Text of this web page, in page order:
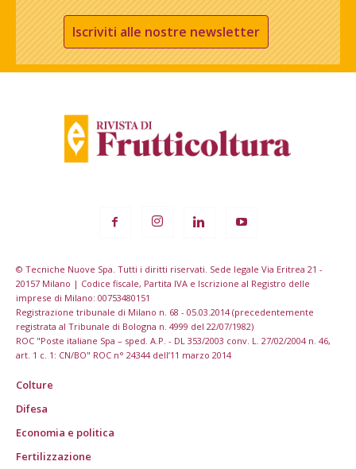
Iscriviti alle nostre newsletter
© Tecniche Nuove Spa. Tutti i diritti riservati. Sede legale Via Eritrea 21 -
20157 Milano | Codice fiscale, Partita IVA e Iscrizione al Registro delle
imprese di Milano: 00753480151
Registrazione tribunale di Milano n. 68 - 05.03.2014 (precedentemente
registrata al Tribunale di Bologna n. 4999 del 22/07/1982)
ROC "Poste italiane Spa – sped. A.P. - DL 353/2003 conv. L. 27/02/2004 n. 46,
art. 1 c. 1: CN/BO" ROC n° 24344 dell’11 marzo 2014
Colture
Difesa
Economia e politica
Fertilizzazione